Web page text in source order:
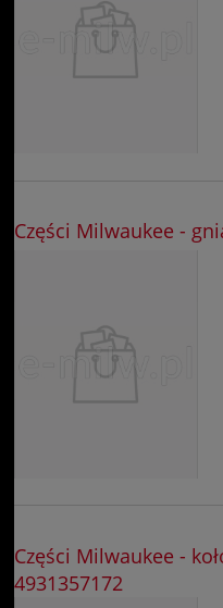
Części Milwaukee -
Części Milwaukee -
4931357172